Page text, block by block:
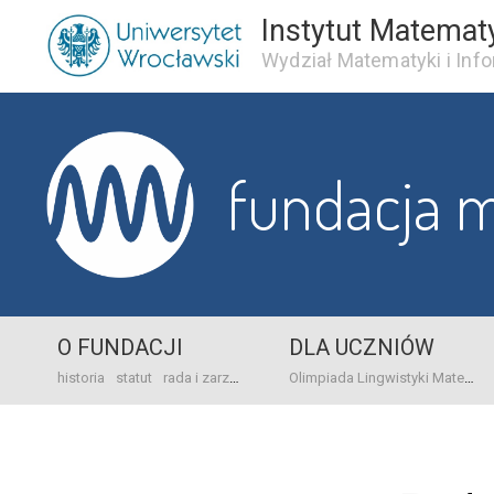
Instytut
Wydział Matematyki i
fundacja
O FUNDACJI
historia statut rada i zarząd dane bankowo-adresowe kontakt
DLA UCZNIÓW
Olimpiada Lingwistyki Matematycznej